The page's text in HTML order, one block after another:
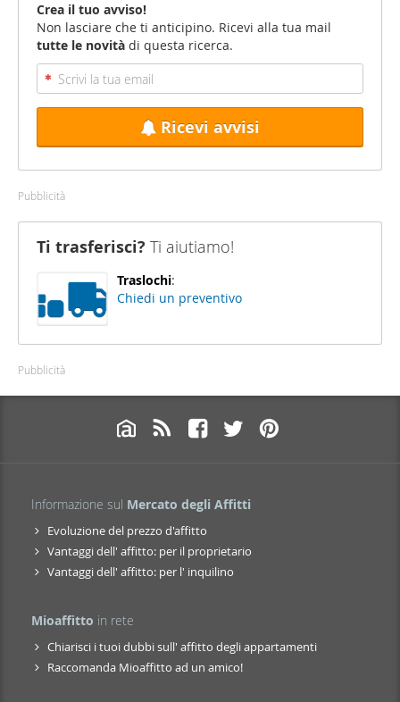
Crea il tuo avviso!
Non lasciare che ti anticipino. Ricevi alla tua mail
tutte le novità di questa ricerca.
Ricevi avvisi
Pubblicità
Ti trasferisci? Ti aiutiamo!
Traslochi:
Chiedi un preventivo
Pubblicità
Informazione sul Mercato degli Affitti
Evoluzione del prezzo d'affitto
Vantaggi dell' affitto: per il proprietario
Vantaggi dell' affitto: per l' inquilino
Mioaffitto in rete
Chiarisci i tuoi dubbi sull' affitto degli appartamenti
Raccomanda Mioaffitto ad un amico!